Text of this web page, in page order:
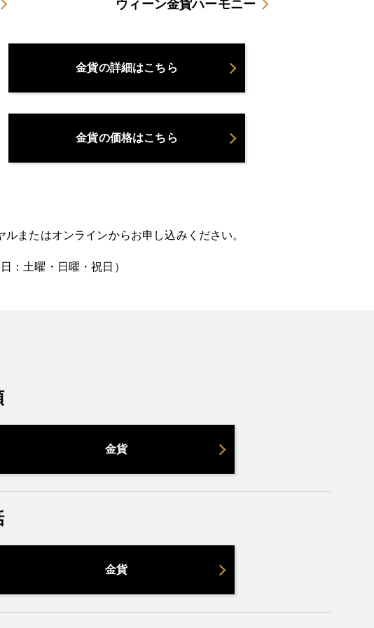
ウィーン金貨ハーモニー
金貨の詳細はこちら
金貨の価格はこちら
ルまたはオンラインからお申し込みください。
：土曜・日曜・祝日）
金貨
金貨